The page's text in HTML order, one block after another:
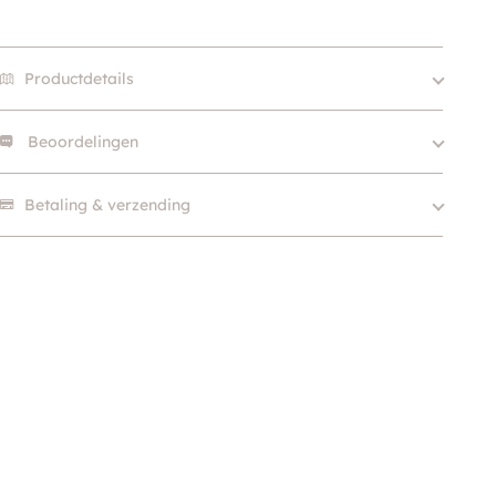
Productdetails
Size
Merk
Carnilove
Eiwitbron
Beoordelingen
Betaling & verzending